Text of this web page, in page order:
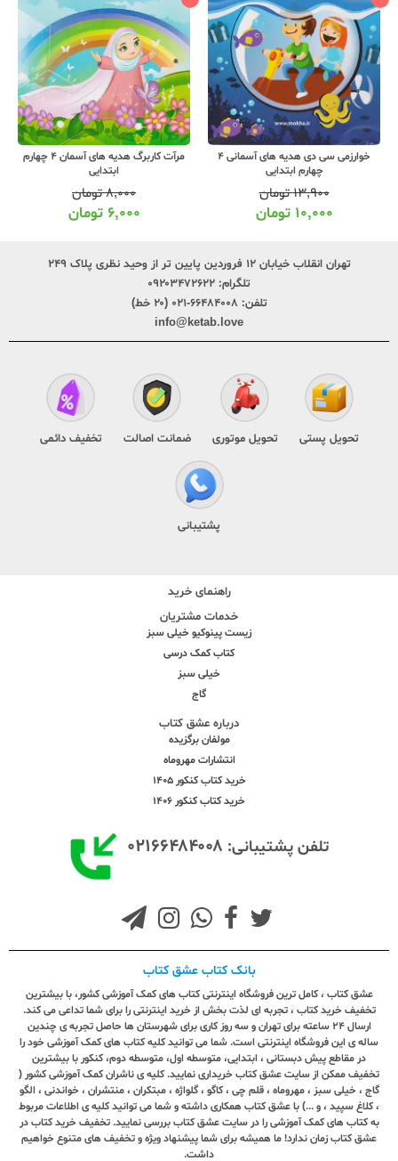
خوارزمی سی دی هدیه های آسمانی 4
چهارم ابتدایی
۱۳,۹۰۰تومان
۱۰,۰۰۰ تومان
مرآت کاربرگ هدیه های آسمان 4 چهارم
ابتدایی
۸,۰۰۰تومان
۶,۰۰۰ تومان
تهران انقلاب خیابان ۱۲ فروردین پایین تر از وحید نظری پلاک ۲۴۹
تلگرام: ۰۹۲۰۳۴۷۲۶۲۲
تلفن: ۶۶۴۸۴۰۰۸-۰۲۱ (۲۰ خط)
info@ketab.love
تحویل پستی تحویل موتوری ضمانت اصالت تخفیف دائمی
پشتیبانی
راهنمای خرید
خدمات مشتریان
زیست پینوکیو خیلی سبز
کتاب کمک درسی
خیلی سبز
گاج
درباره عشق کتاب
مولفان برگزیده
انتشارات مهروماه
خرید کتاب کنکور 1405
خرید کتاب کنکور 1406
تلفن پشتیبانی: ۰۲۱۶۶۴۸۴۰۰۸
بانک کتاب عشق کتاب
عشق کتاب ، کامل ترین فروشگاه اینترنتی کتاب های کمک آموزشی کشور، با بیشترین
تخفیف خرید کتاب ، تجربه ای لذت بخش از خرید اینترنتی را برای شما تداعی می کند.
ارسال ٢٤ ساعته برای تهران و سه روز کاری برای شهرستان ها حاصل تجربه ی چندین
ساله ی این فروشگاه اینترنتی است. شما می توانید کلیه کتاب های کمک آموزشی خود را
در مقاطع پیش دبستانی ، ابتدایی، متوسطه اول، متوسطه دوم، کنکور با بیشترین
تخفیف ممکن از سایت عشق کتاب خریداری نمایید. کلیه ی ناشران کمک آموزشی کشور (
گاج ، خیلی سبز ، مهروماه ، قلم چی ، کاگو ، گلواژه ، مبتکران ، منتشران ، خواندنی ، الگو
، کلاغ سپید ، و ...) با عشق کتاب همکاری داشته و شما می توانید کلیه ی اطلاعات مربوط
به کتاب های کمک آموزشی را در سایت عشق کتاب بررسی نمایید. تخفیف خرید کتاب در
عشق کتاب زمان ندارد! ما همیشه برای شما پیشنهاد ویژه و تخفیف های متنوع خواهیم
داشت.